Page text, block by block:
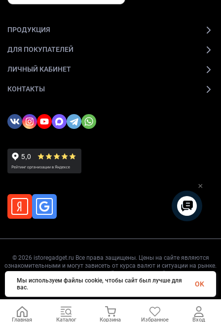
ПРОДУКЦИЯ
ДЛЯ ПОКУПАТЕЛЕЙ
ЛИЧНЫЙ КАБИНЕТ
КОНТАКТЫ
© 2026 istoregadget.ru Все права защищены. Цены на сайте являются
ознакомительными и могут зависеть от курса валют и ситуации на рынке.
Точную цену уточняйте перед покупкой.
Главная Каталог Корзина Избранное Вход
Мы используем файлы cookie, чтобы сайт был лучше для
вас.
OK
×